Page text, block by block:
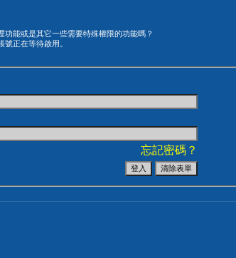
能或是其它一些需要特殊權限的功能嗎？
正在等待啟用。
忘記密碼？